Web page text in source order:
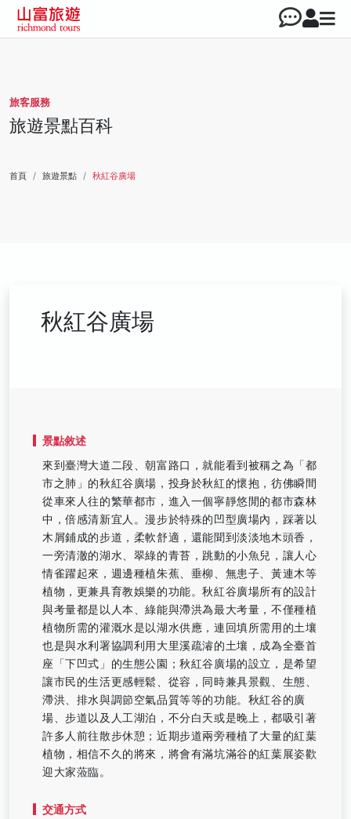
旅客服務
旅遊景點百科
首頁 旅遊景點 秋紅谷廣場
秋紅谷廣場
景點敘述
來到臺灣大道二段、朝富路口，就能看到被稱之為「都
市之肺」的秋紅谷廣場，投身於秋紅的懷抱，彷佛瞬間
從車來人往的繁華都市，進入一個寧靜悠閒的都市森林
中，倍感清新宜人。漫步於特殊的凹型廣場內，踩著以
木屑鋪成的步道，柔軟舒適，還能聞到淡淡地木頭香，
一旁清澈的湖水、翠綠的青苔，跳動的小魚兒，讓人心
情雀躍起來，週邊種植朱蕉、垂柳、無患子、黃連木等
植物，更兼具育教娛樂的功能。秋紅谷廣場所有的設計
與考量都是以人本、綠能與滯洪為最大考量，不僅種植
植物所需的灌溉水是以湖水供應，連回填所需用的土壤
也是與水利署協調利用大里溪疏濬的土壤，成為全臺首
座「下凹式」的生態公園；秋紅谷廣場的設立，是希望
讓市民的生活更感輕鬆、從容，同時兼具景觀、生態、
滯洪、排水與調節空氣品質等等的功能。秋紅谷的廣
場、步道以及人工湖泊，不分白天或是晚上，都吸引著
許多人前往散步休憩；近期步道兩旁種植了大量的紅葉
植物，相信不久的將來，將會有滿坑滿谷的紅葉展姿歡
迎大家蒞臨。
交通方式